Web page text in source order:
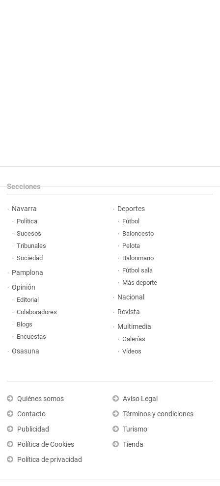
Secciones
Navarra
Política
Sucesos
Tribunales
Sociedad
Pamplona
Opinión
Editorial
Colaboradores
Blogs
Encuestas
Osasuna
Deportes
Fútbol
Baloncesto
Pelota
Balonmano
Fútbol sala
Más deporte
Nacional
Revista
Multimedia
Galerías
Vídeos
Quiénes somos
Contacto
Publicidad
Política de Cookies
Política de privacidad
Aviso Legal
Términos y condiciones
Turismo
Tienda